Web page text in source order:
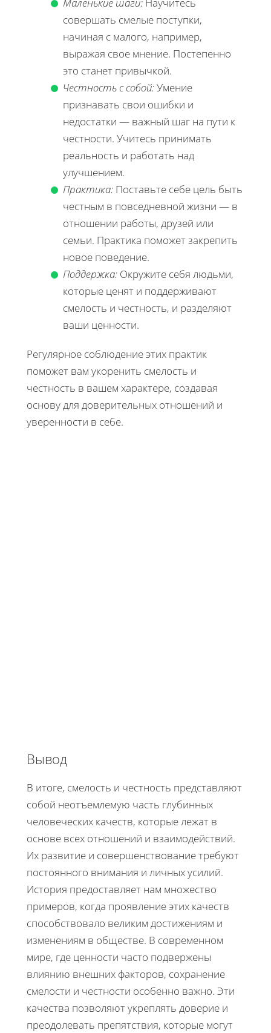
совершать смелые поступки,
начиная с малого, например,
выражая свое мнение. Постепенно
это станет привычкой.
Честность с собой:Умение
признавать свои ошибки и
недостатки — важный шаг на пути к
честности. Учитесь принимать
реальность и работать над
улучшением.
Практика: Поставьте себе цель быть
честным в повседневной жизни — в
отношении работы, друзей или
семьи. Практика поможет закрепить
новое поведение.
Поддержка: Окружите себя людьми,
которые ценят и поддерживают
смелость и честность, и разделяют
ваши ценности.
Регулярное соблюдение этих практик
поможет вам укоренить смелость и
честность в вашем характере, создавая
основу для доверительных отношений и
уверенности в себе.
Вывод
В итоге, смелость и честность представляют
собой неотъемлемую часть глубинных
человеческих качеств, которые лежат в
основе всех отношений и взаимодействий.
Их развитие и совершенствование требуют
постоянного внимания и личных усилий.
История предоставляет нам множество
примеров, когда проявление этих качеств
способствовало великим достижениям и
изменениям в обществе. В современном
мире, где ценности часто подвержены
влиянию внешних факторов, сохранение
смелости и честности особенно важно. Эти
качества позволяют укреплять доверие и
преодолевать препятствия, которые могут